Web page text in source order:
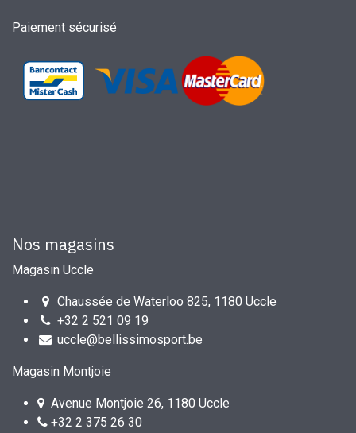
Paiement sécurisé
Nos magasins
Magasin Uccle
Chaussée de Waterloo 825, 1180 Uccle
+32 2 521 09 19
uccle@bellissimosport.be
Magasin Montjoie
Avenue Montjoie 26, 1180 Uccle
+32 2 375 26 30